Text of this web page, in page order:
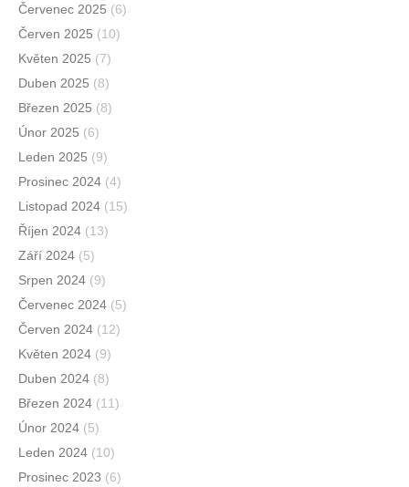
Červenec 2025 (6)
Červen 2025 (10)
Květen 2025 (7)
Duben 2025 (8)
Březen 2025 (8)
Únor 2025 (6)
Leden 2025 (9)
Prosinec 2024 (4)
Listopad 2024 (15)
Říjen 2024 (13)
Září 2024 (5)
Srpen 2024 (9)
Červenec 2024 (5)
Červen 2024 (12)
Květen 2024 (9)
Duben 2024 (8)
Březen 2024 (11)
Únor 2024 (5)
Leden 2024 (10)
Prosinec 2023 (6)